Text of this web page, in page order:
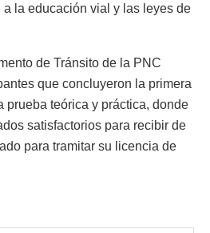
la educación vial y las leyes de
de Tránsito de la PNC
que concluyeron la primera
prueba teórica y práctica, donde
satisfactorios para recibir de
para tramitar su licencia de